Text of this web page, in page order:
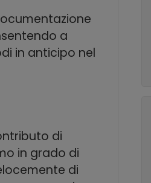
a
in anticipo nel
di
in grado di
di